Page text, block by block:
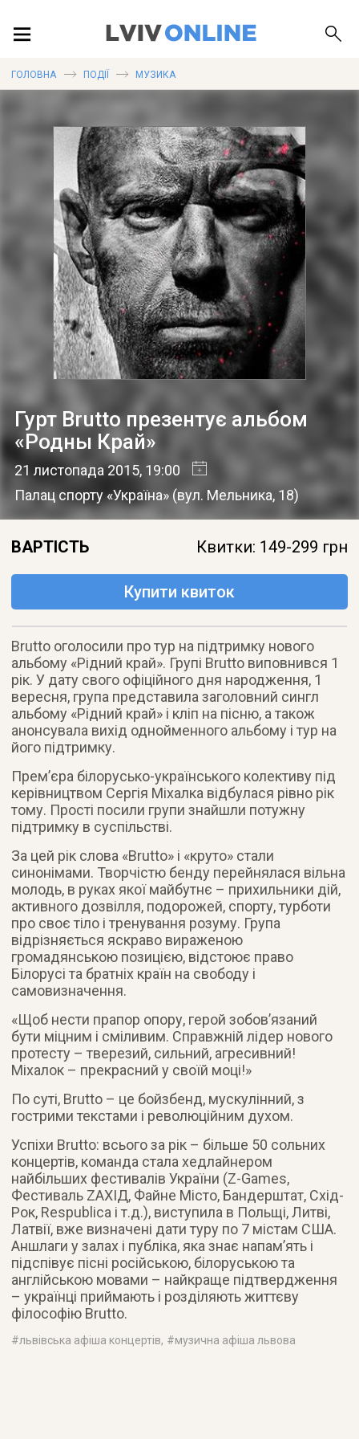
ПУБЛІКАЦІЇ
ДОВІДКА
ГОЛОВНА ПОДІЇ МУЗИКА
Гурт Brutto презентує альбом
«Родны Край»
21 листопада 2015, 19:00
Палац спорту «Україна» (вул. Мельника, 18)
ВАРТІСТЬ Квитки: 149-299 грн
Купити квиток
Brutto оголосили про тур на підтримку нового
альбому «Рідний край». Групі Brutto виповнився 1
рік. У дату свого офіційного дня народження, 1
вересня, група представила заголовний сингл
альбому «Рідний край» і кліп на пісню, а також
анонсувала вихід однойменного альбому і тур на
його підтримку.
Прем’єра білорусько-українського колективу під
керівництвом Сергія Міхалка відбулася рівно рік
тому. Прості посили групи знайшли потужну
підтримку в суспільстві.
За цей рік слова «Brutto» і «круто» стали
синонімами. Творчістю бенду перейнялася вільна
молодь, в руках якої майбутнє – прихильники дій,
активного дозвілля, подорожей, спорту, турботи
про своє тіло і тренування розуму. Група
відрізняється яскраво вираженою
громадянською позицією, відстоює право
Білорусі та братніх країн на свободу і
самовизначення.
«Щоб нести прапор опору, герой зобов’язаний
бути міцним і сміливим. Справжній лідер нового
протесту – тверезий, сильний, агресивний!
Міхалок – прекрасний у своїй моці!»
По суті, Brutto – це бойзбенд, мускулінний, з
гострими текстами і революційним духом.
Успіхи Brutto: всього за рік – більше 50 сольних
концертів, команда стала хедлайнером
найбільших фестивалів України (Z-Games,
Фестиваль ZАХІД, Файне Місто, Бандерштат, Схід-
Рок, Respublica і т.д.), виступила в Польщі, Литві,
Латвії, вже визначені дати туру по 7 містам США.
Аншлаги у залах і публіка, яка знає напам’ять і
підспівує пісні російською, білоруською та
англійською мовами – найкраще підтвердження
– українці приймають і розділяють життєву
філософію Brutto.
#львівська афіша концертів, #музична афіша львова